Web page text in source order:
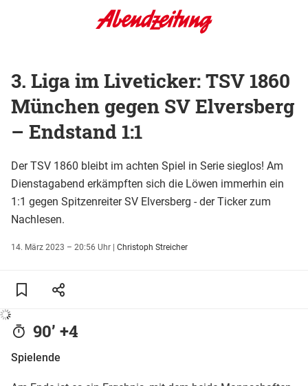
3. Liga im Liveticker: TSV 1860
München gegen SV Elversberg
– Endstand 1:1
Der TSV 1860 bleibt im achten Spiel in Serie sieglos! Am
Dienstagabend erkämpften sich die Löwen immerhin ein
1:1 gegen Spitzenreiter SV Elversberg - der Ticker zum
Nachlesen.
14. März 2023 – 20:56 Uhr | Christoph Streicher
90’ +4
Spielende